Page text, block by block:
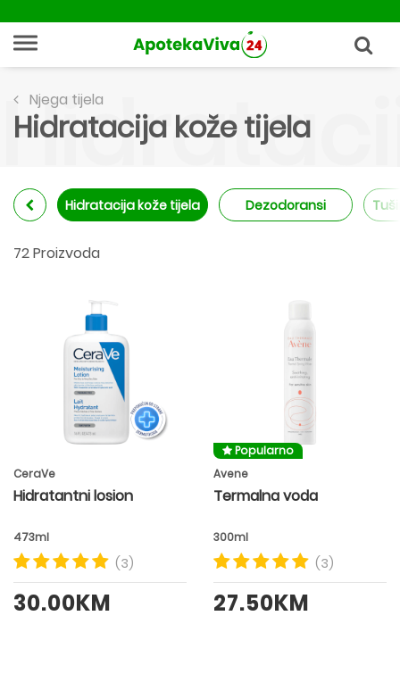
Njega tijela
Hidratacija kože tijela
Hidratacija kože tijela Dezodoransi
72 Proizvoda
CeraVe
Hidratantni losion
473ml
(3)
30.00KM
Popularno
Avene
Termalna voda
300ml
(3)
27.50KM